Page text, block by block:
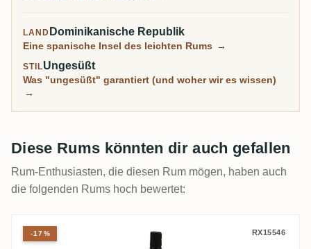
LAND Dominikanische Republik
Eine spanische Insel des leichten Rums →
STILUngesüßt
Was "ungesüßt" garantiert (und woher wir es wissen)
→
Diese Rums könnten dir auch gefallen
Rum-Enthusiasten, die diesen Rum mögen, haben auch
die folgenden Rums hoch bewertet:
S.B.S Ecuador Malacatos 2022 RX15546
-17%